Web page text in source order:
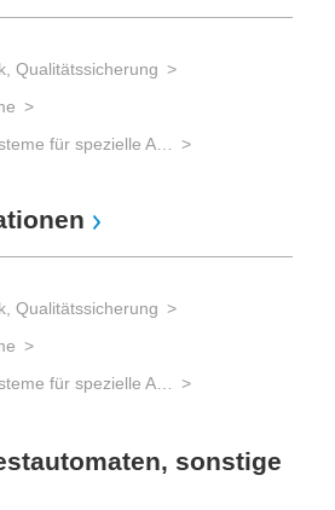
Qualitätssicherung
Qualitätssicherung
sonstige